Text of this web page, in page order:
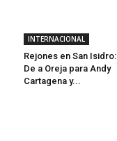
INTERNACIONAL
Rejones en San Isidro:
De a Oreja para Andy
Cartagena y...